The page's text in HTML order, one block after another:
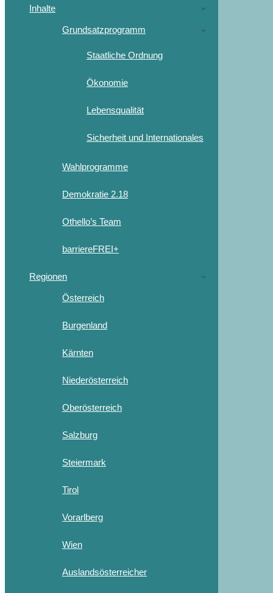
Inhalte
Grundsatzprogramm
Staatliche Ordnung
Ökonomie
Lebensqualität
Sicherheit und Internationales
Wahlprogramme
Demokratie 2.18
Othello’s Team
barriereFREI+
Regionen
Österreich
Burgenland
Kärnten
Niederösterreich
Oberösterreich
Salzburg
Steiermark
Tirol
Vorarlberg
Wien
Auslandsösterreicher